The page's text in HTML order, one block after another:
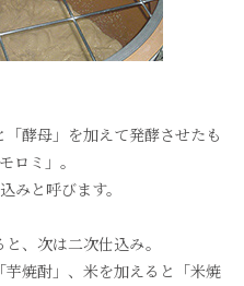
酵母」を加えて発酵させたも
ロミ」。
みと呼びます。
、次は二次仕込み。
焼酎」、米を加えると「米焼